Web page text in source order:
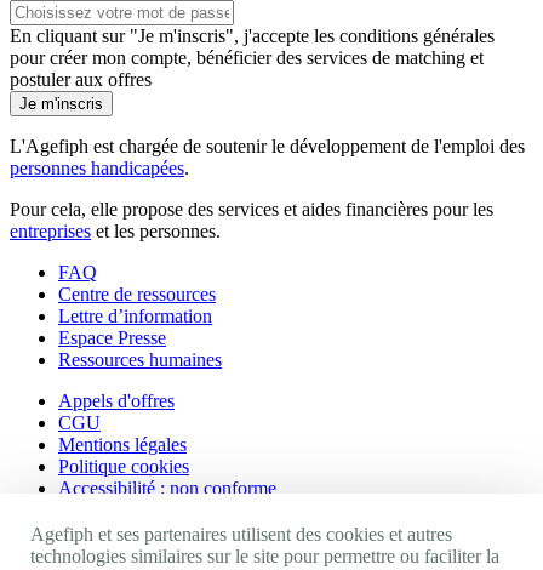
En cliquant sur "Je m'inscris", j'accepte les conditions générales
pour créer mon compte, bénéficier des services de matching et
postuler aux offres
Je m'inscris
L'Agefiph est chargée de soutenir le développement de l'emploi des
personnes handicapées.
Pour cela, elle propose des services et aides financières pour les
entreprises et les personnes.
FAQ
Centre de ressources
Lettre d’information
Espace Presse
Ressources humaines
Appels d'offres
CGU
Mentions légales
Politique cookies
Accessibilité : non conforme
Nos autres sites
Agefiph et ses partenaires utilisent des cookies et autres
technologies similaires sur le site pour permettre ou faciliter la